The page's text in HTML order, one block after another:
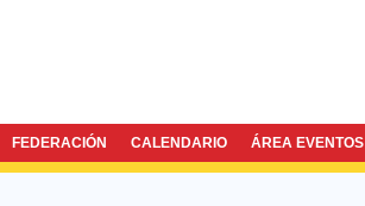
FEDERACIÓN CALENDARIO ÁREA EVENTOS